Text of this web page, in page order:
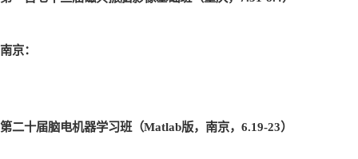
南京：
第二十届脑电机器学习班（Matlab版，南京，6.19-23）